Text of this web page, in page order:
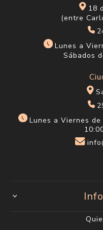
18
(entre
Lunes a
Sábados
Lunes a Viernes